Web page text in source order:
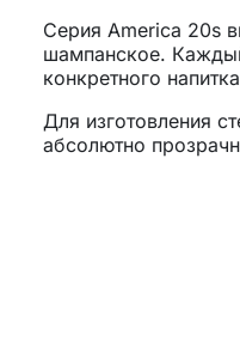
Серия America 20s
шампанское.
конкретного
Для изготовления
абсолютно